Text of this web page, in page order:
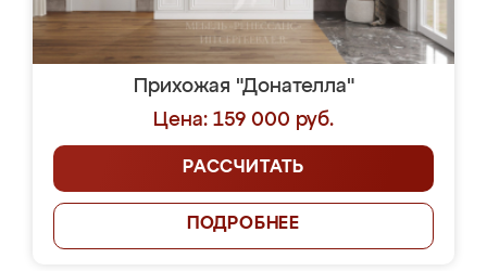
Прихожая "Донателла"
Цена: 159 000 руб.
РАССЧИТАТЬ
ПОДРОБНЕЕ